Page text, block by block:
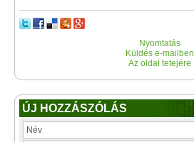
Nyomtatás
Küldés e-mailben
Az oldal tetejére
ÚJ HOZZÁSZÓLÁS